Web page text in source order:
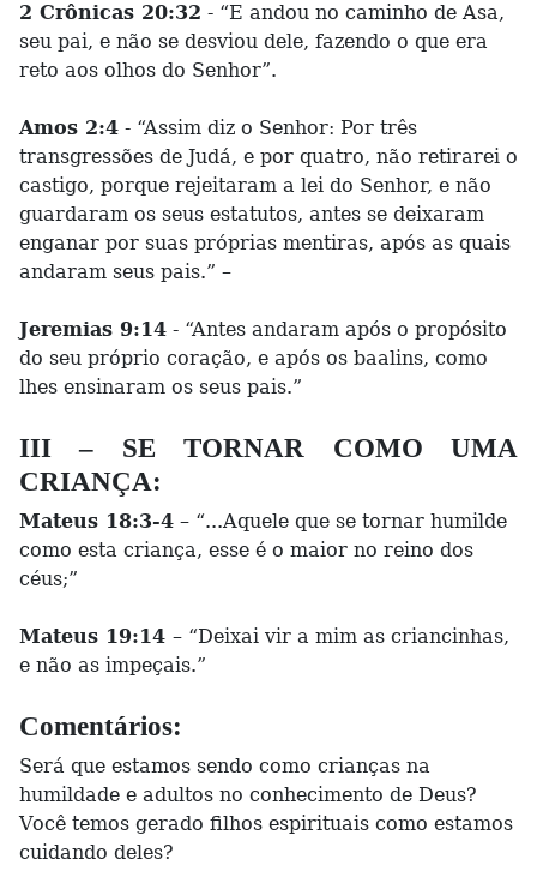
2 Crônicas 20:32 - “E andou no caminho de Asa,
seu pai, e não se desviou dele, fazendo o que era
reto aos olhos do Senhor”.
Amos 2:4 - “Assim diz o Senhor: Por três
transgressões de Judá, e por quatro, não retirarei o
castigo, porque rejeitaram a lei do Senhor, e não
guardaram os seus estatutos, antes se deixaram
enganar por suas próprias mentiras, após as quais
andaram seus pais.” –
Jeremias 9:14 - “Antes andaram após o propósito
do seu próprio coração, e após os baalins, como
lhes ensinaram os seus pais.”
III – SE TORNAR COMO UMA
CRIANÇA:
Mateus 18:3-4 – “...Aquele que se tornar humilde
como esta criança, esse é o maior no reino dos
céus;”
Mateus 19:14 – “Deixai vir a mim as criancinhas,
e não as impeçais.”
Comentários:
Será que estamos sendo como crianças na
humildade e adultos no conhecimento de Deus?
Você temos gerado filhos espirituais como estamos
cuidando deles?